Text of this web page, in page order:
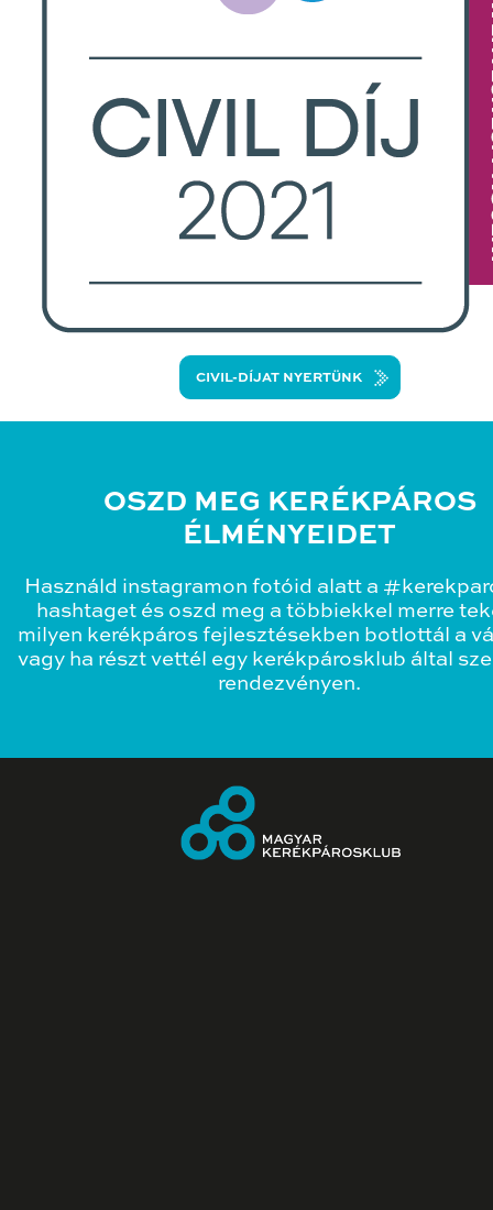
CIVIL-DÍJAT NYERTÜNK
OSZD MEG KERÉKPÁROS
ÉLMÉNYEIDET
Használd instagramon fotóid alatt a
hashtaget és oszd meg a többiekkel merre
milyen kerékpáros fejlesztésekben botlottál a
vagy ha részt vettél egy kerékpárosklub által
rendezvényen.